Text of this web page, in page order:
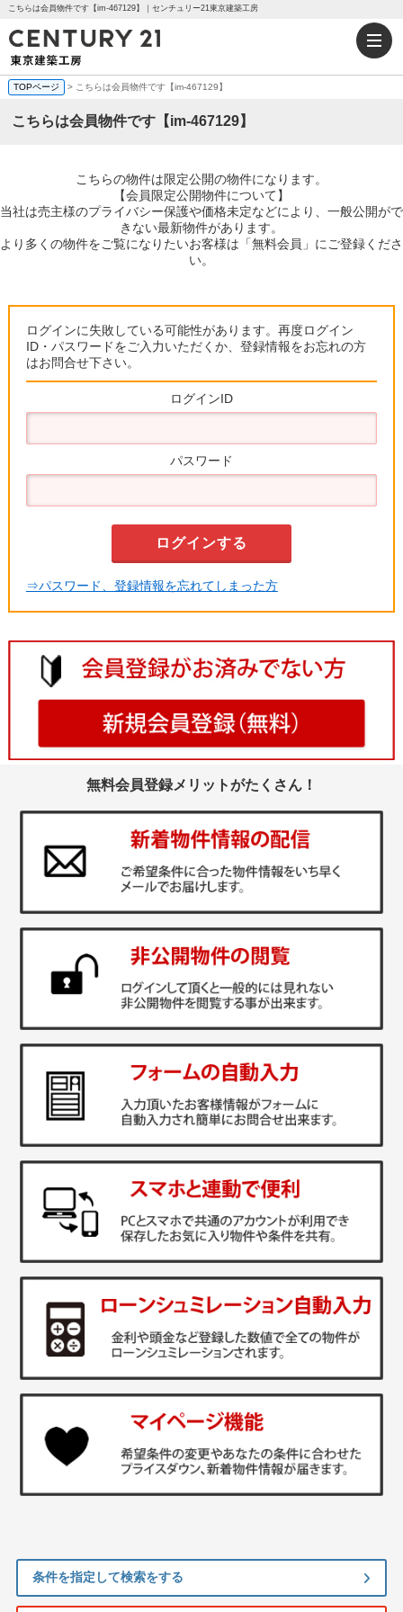
こちらは会員物件です【im-467129】｜センチュリー21東京建築工房
TOPページ > こちらは会員物件です【im-467129】
こちらは会員物件です【im-467129】
こちらの物件は限定公開の物件になります。
【会員限定公開物件について】
当社は売主様のプライバシー保護や価格未定などにより、一般公開がで
きない最新物件があります。
より多くの物件をご覧になりたいお客様は「無料会員」にご登録くださ
い。
ログインに失敗している可能性があります。再度ログイン
ID・パスワードをご入力いただくか、登録情報をお忘れの方
はお問合せ下さい。
ログインID
パスワード
⇒パスワード、登録情報を忘れてしまった方
無料会員登録メリットがたくさん！
条件を指定して検索をする